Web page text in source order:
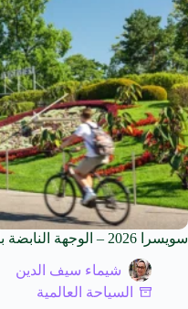
سويسرا 2026 – الوجهة النابضة بالحياة للعائلات العربية
شيماء سيف الدين
السياحة العالمية